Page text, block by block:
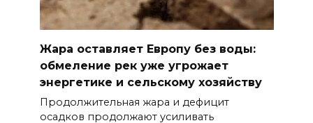
Жара оставляет Европу без воды:
обмеление рек уже угрожает
энергетике и сельскому хозяйству
Продолжительная жара и дефицит
осадков продолжают усиливать